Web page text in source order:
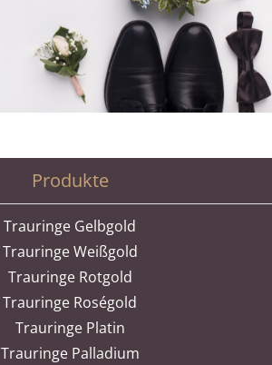
Produkte
Trauringe Gelbgold
Trauringe Weißgold
Trauringe Rotgold
Trauringe Roségold
Trauringe Platin
Trauringe Palladium